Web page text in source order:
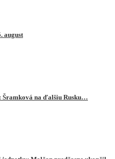
august
Šramková na ďalšiu Rusku…